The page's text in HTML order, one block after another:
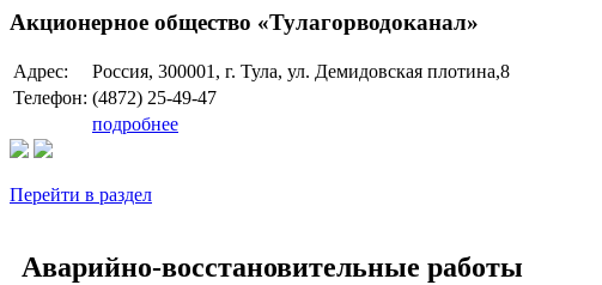
Акционерное общество «Тулагорводоканал»
Адрес:
Россия, 300001, г. Тула, ул. Демидовская плотина,8
Телефон: (4872) 25-49-47
подробнее
Перейти в раздел
Аварийно-восстановительные работы